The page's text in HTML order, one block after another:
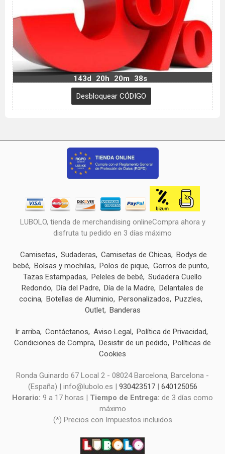
143d 20h 20m 36s
LUBOLO, tienda de merchandising onlineCompra ahora y
disfruta tu pedido en 3 días máximo
Camisetas Sudaderas Camisetas de Chicas
Bodys de
bebé
Bolsas y mochilas Polos de pique
Gorros de punto
Tazas Estampadas
Peleles de bebé
Sudadera Cuello
Redondo
Día del Padre Día de la Madre
Delantales de
cocina Botellas de Aluminio Personalizados
Puzzles
Outlet Banderas
Ir arriba Contáctanos Aviso Legal
Política de Privacidad
Condiciones de Compra Desistir de un pedido
Políticas de
Cookies
Ronda Guinardo 67 Local 2 - 08024 Barcelona, Barcelona -
(España) | info@lubolo.es | 930423517| 640125056
Horario: 9 a 17 horas | Tiempo de Entrega: de 3 días como
máximo
(*) Precios con Impuestos incluidos